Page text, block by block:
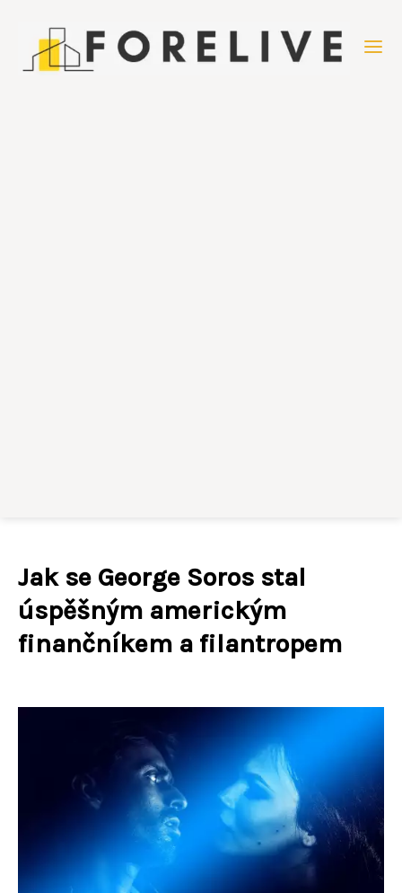
Jak se George Soros stal
úspěšným americkým
finančníkem a filantropem